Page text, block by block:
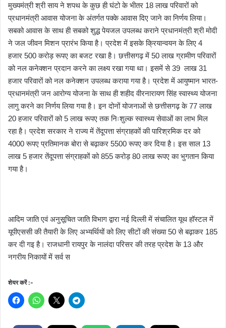
मुख्यमंत्री श्री साय ने शपथ के कुछ ही घंटो के भीतर 18 लाख परिवारों को
प्रधानमंत्री आवास योजना के अंतर्गत पक्के आवास दिए जाने का निर्णय लिया।
सबको आवास के साथ ही सबको शुद्ध पेयजल उपलब्ध कराने प्रधानमंत्री श्री मोदी
ने जल जीवन मिशन प्रारंभ किया है। प्रदेश में इसके क्रियान्वयन के लिए 4
हजार 500 करोड़ रूपए का बजट रखा है। छत्तीसगढ़ में 50 लाख ग्रामीण परिवारों
को नल कनेक्शन प्रदान करने का लक्ष्य रखा गया था। इसमें से 39 लाख 31
हजार परिवारों को नल कनेक्शन उपलब्ध कराया गया है। प्रदेश में आयुष्मान भारत-
प्रधानमंत्री जन आरोग्य योजना के साथ ही शहीद वीरनारायण सिंह स्वास्थ्य योजना
लागु करने का निर्णय लिया गया है। इन दोनों योजनाओं से छत्तीसगढ़ के 77 लाख
20 हजार परिवारों को 5 लाख रूपए तक निःशुल्क स्वास्थ्य सेवाओं का लाभ मिल
रहा है। प्रदेश सरकार ने राज्य में तेंदूपत्ता संग्राहकों की पारिश्रमिक दर को
4000 रूपए प्रतिमानक बोरा से बढ़ाकर 5500 रूपए कर दिया है। इस साल 13
लाख 5 हजार तेंदूपत्ता संग्राहकों को 855 करोड़ 80 लाख रूपए का भुगतान किया
गया है।
आदिम जाति एवं अनुसूचित जाति विभाग द्वारा नई दिल्ली में संचालित यूथ हॉस्टल में
यूपीएससी की तैयारी के लिए अभ्यर्थियों को लिए सीटों की संख्या 50 से बढ़ाकर 185
कर दी गइ है। राजधानी रायपुर के नालंदा परिसर की तरह प्रदेश के 13 और
नगरीय निकायों में सर्व स
शेयर करें :-